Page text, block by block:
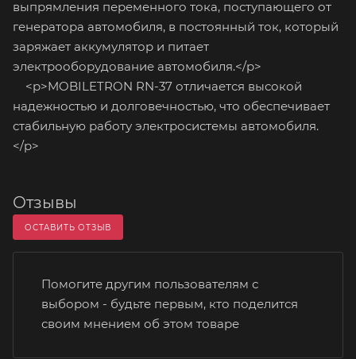
выпрямления переменного тока, поступающего от
генератора автомобиля, в постоянный ток, который
заряжает аккумулятор и питает
электрооборудование автомобиля.</p>
<p>MOBILETRON RN-37 отличается высокой
надежностью и долговечностью, что обеспечивает
стабильную работу электросистемы автомобиля.
</p>
Отзывы
ОСТАВИТЬ ОТЗЫВ
Помогите другим пользователям с
выбором - будьте первым, кто поделится
своим мнением об этом товаре